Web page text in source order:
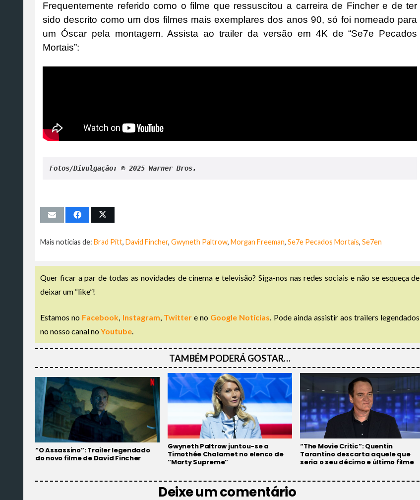
Frequentemente referido como o filme que ressuscitou a carreira de Fincher e de ter
sido descrito como um dos filmes mais exemplares dos anos 90, só foi nomeado para
um Óscar pela montagem. Assista ao trailer da versão em 4K de “Se7e Pecados
Mortais”:
Fotos/Divulgação: © 2025 Warner Bros.
Mais notícias de: Brad Pitt, David Fincher, Gwyneth Paltrow, Morgan Freeman, Se7e Pecados Mortais, Se7en
Quer ficar a par de todas as novidades de cinema e televisão? Siga-nos nas redes sociais e não se esqueça de
deixar um “like”!
Estamos no Facebook, Instagram, Twittere no Google Notícias. Pode ainda assistir aos trailers legendados
no nosso canal noYoutube.
TAMBÉM PODERÁ GOSTAR…
“O Assassino”: Trailer legendado
do novo filme de David Fincher
Gwyneth Paltrow juntou-se a
Timothée Chalamet no elenco de
“Marty Supreme”
“The Movie Critic”: Quentin
Tarantino descarta aquele que
seria o seu décimo e último filme
Deixe um comentário